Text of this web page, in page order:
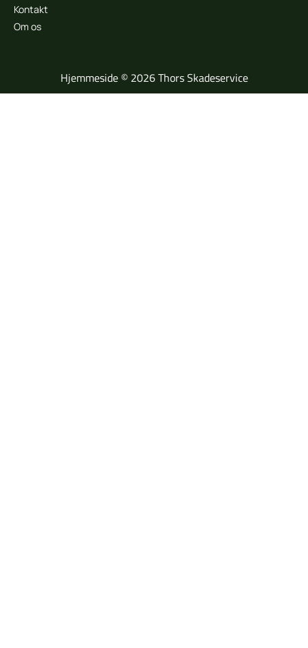
Kontakt
Om os
Hjemmeside © 2026 Thors Skadeservice